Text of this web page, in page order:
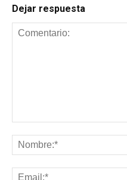
Dejar respuesta